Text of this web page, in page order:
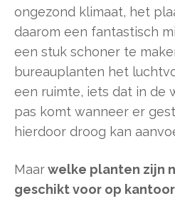
ongezond klimaat, het
daarom een fantastisch
een stuk schoner te
bureauplanten het
een ruimte, iets dat in de
pas komt wanneer er
hierdoor droog kan
Maarwelke planten zijn
geschikt voor op kantoor